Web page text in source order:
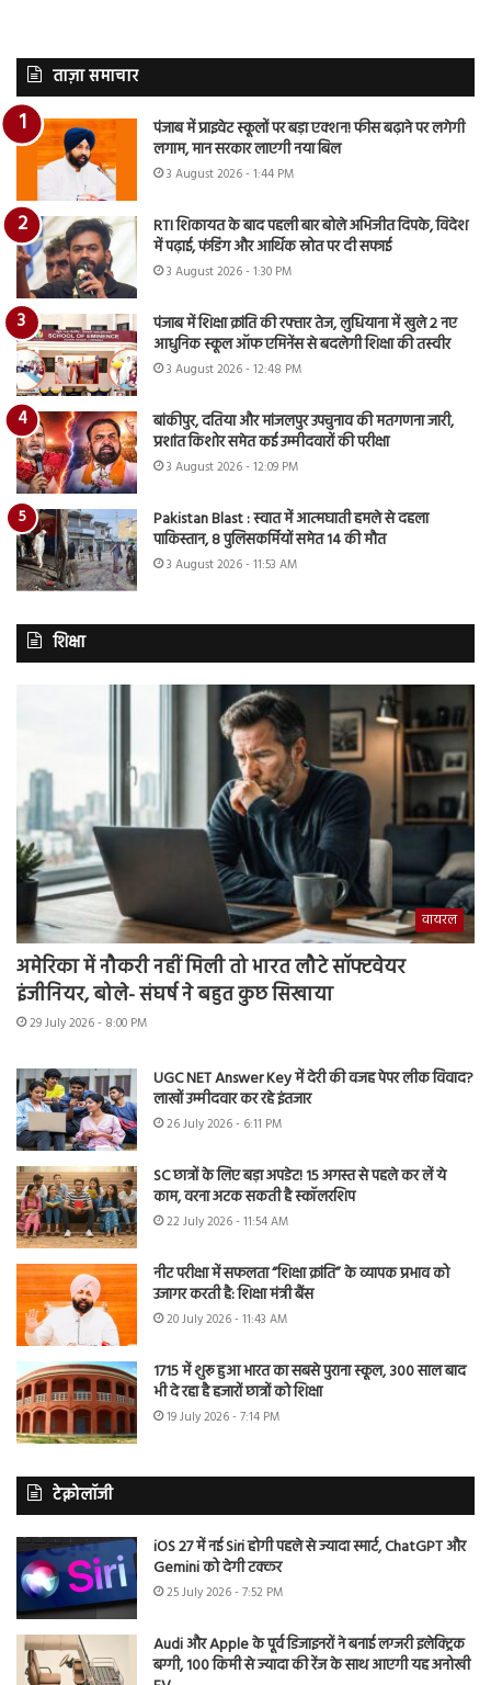
ताज़ा समाचार
पंजाब में प्राइवेट स्कूलों पर बड़ा एक्शन! फीस बढ़ाने पर लगेगी
लगाम, मान सरकार लाएगी नया बिल
3 August 2026 - 1:44 PM
RTI शिकायत के बाद पहली बार बोले अभिजीत दिपके, विदेश
में पढ़ाई, फंडिंग और आर्थिक स्रोत पर दी सफाई
3 August 2026 - 1:30 PM
पंजाब में शिक्षा क्रांति की रफ्तार तेज, लुधियाना में खुले 2 नए
आधुनिक स्कूल ऑफ एमिनेंस से बदलेगी शिक्षा की तस्वीर
3 August 2026 - 12:48 PM
बांकीपुर, दतिया और मांजलपुर उपचुनाव की मतगणना जारी,
प्रशांत किशोर समेत कई उम्मीदवारों की परीक्षा
3 August 2026 - 12:09 PM
Pakistan Blast : स्वात में आत्मघाती हमले से दहला
पाकिस्तान, 8 पुलिसकर्मियों समेत 14 की मौत
3 August 2026 - 11:53 AM
शिक्षा
वायरल
अमेरिका में नौकरी नहीं मिली तो भारत लौटे सॉफ्टवेयर
इंजीनियर, बोले- संघर्ष ने बहुत कुछ सिखाया
29 July 2026 - 8:00 PM
UGC NET Answer Key में देरी की वजह पेपर लीक विवाद?
लाखों उम्मीदवार कर रहे इंतजार
26 July 2026 - 6:11 PM
SC छात्रों के लिए बड़ा अपडेट! 15 अगस्त से पहले कर लें ये
काम, वरना अटक सकती है स्कॉलरशिप
22 July 2026 - 11:54 AM
नीट परीक्षा में सफलता “शिक्षा क्रांति” के व्यापक प्रभाव को
उजागर करती है: शिक्षा मंत्री बैंस
20 July 2026 - 11:43 AM
1715 में शुरू हुआ भारत का सबसे पुराना स्कूल, 300 साल बाद
भी दे रहा है हजारों छात्रों को शिक्षा
19 July 2026 - 7:14 PM
टेक्नोलॉजी
iOS 27 में नई Siri होगी पहले से ज्यादा स्मार्ट, ChatGPT और
Gemini को देगी टक्कर
25 July 2026 - 7:52 PM
Audi और Apple के पूर्व डिजाइनरों ने बनाई लग्जरी इलेक्ट्रिक
बग्गी, 100 किमी से ज्यादा की रेंज के साथ आएगी यह अनोखी